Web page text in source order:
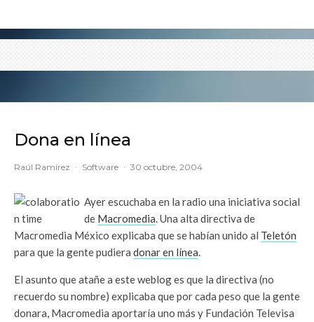
Dona en línea
Raúl Ramírez · Software · 30 octubre, 2004
Ayer escuchaba en la radio una iniciativa social
de Macromedia. Una alta directiva de
Macromedia México explicaba que se habían unido al Teletón
para que la gente pudiera donar en línea.
El asunto que atañe a este weblog es que la directiva (no
recuerdo su nombre) explicaba que por cada peso que la gente
donara, Macromedia aportaría uno más y Fundación Televisa